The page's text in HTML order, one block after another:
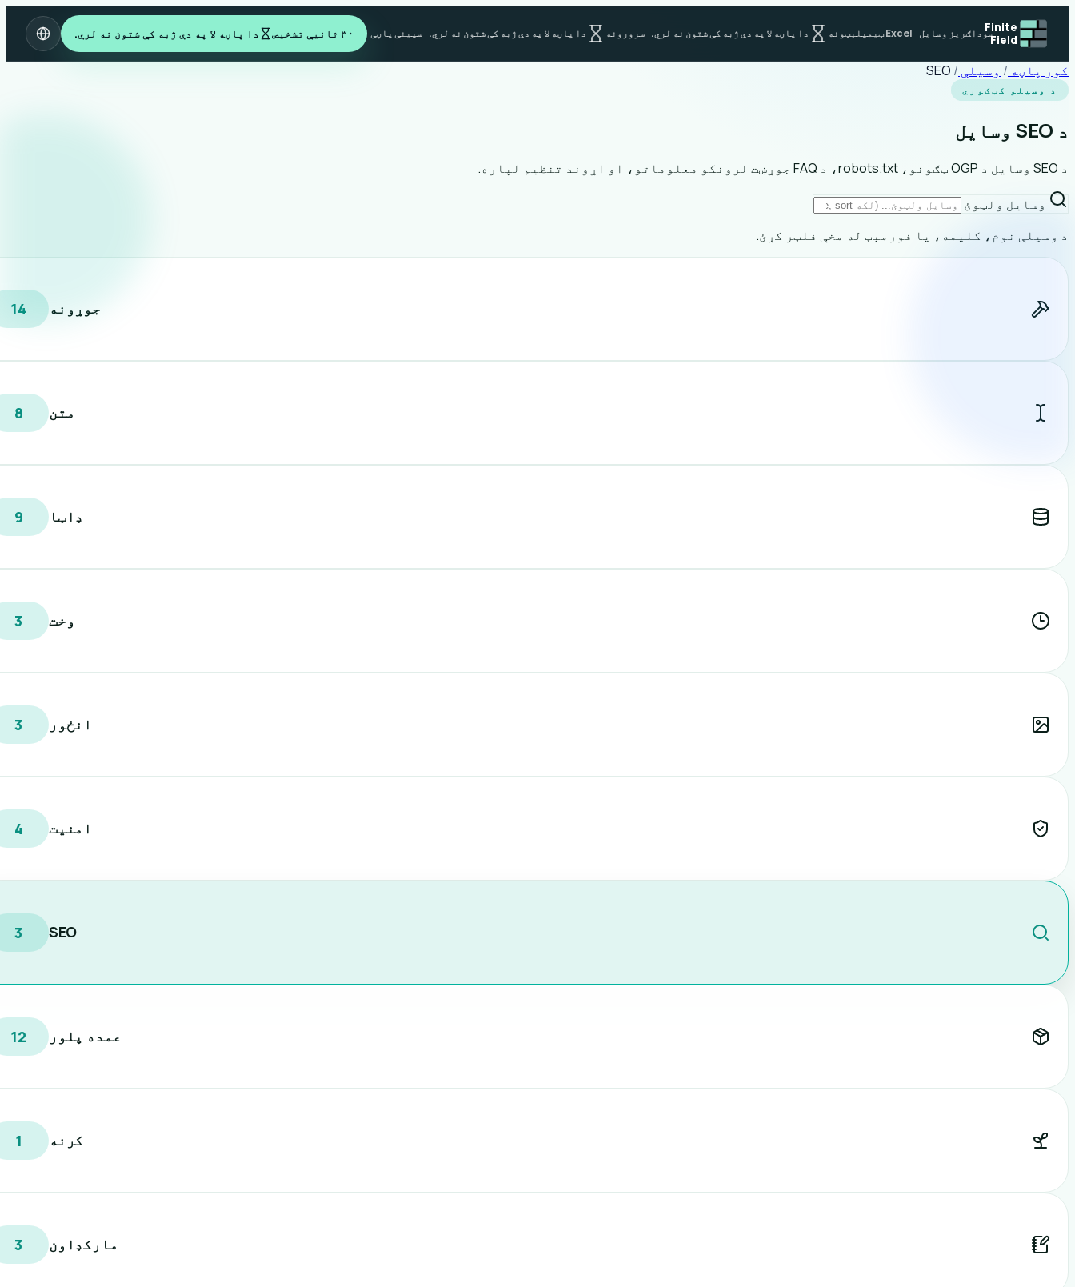
Finite
Fieldسوداګریز وسایل Excel ټیمپلېټونه دا پاڼه لا په دې ژبه کې شتون نه لري. سرورونه دا پاڼه لا په دې ژبه کې شتون نه لري. سپینې پاڼې ۳۰ ثانیې تشخیص دا پاڼه لا په دې ژبه کې شتون نه لري.
کور پاڼه / وسیلې /
SEO
د وسیلو کټګوري
د SEO وسایل
د SEO وسایل د OGP ټګونو، robots.txt، د FAQ جوړښت لرونکو معلوماتو، او اړوند تنظیم لپاره.
وسايل ولټوئ
د وسيلې نوم، کليمه، يا فورمېټ له مخې فلټر کړئ.
جوړونه 14
متن 8
ډاټا 9
وخت 3
انځور 3
امنیت 4
SEO
3
عمده پلور 12
کرنه 1
مارکډاون 3